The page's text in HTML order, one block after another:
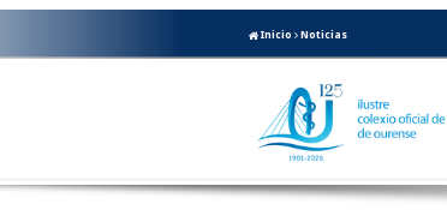
Inicio Noticias